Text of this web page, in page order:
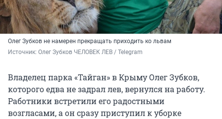
Олег Зубков не намерен прекращать приходить ко львам
Источник: Олег Зубков ЧЕЛОВЕК ЛЕВ / Telegram
Владелец парка «Тайган» в Крыму Олег Зубков,
которого едва не задрал лев, вернулся на работу.
Работники встретили его радостными
возгласами, а он сразу приступил к уборке